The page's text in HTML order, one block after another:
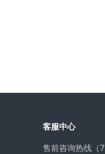
客服中心
售前咨询热线（